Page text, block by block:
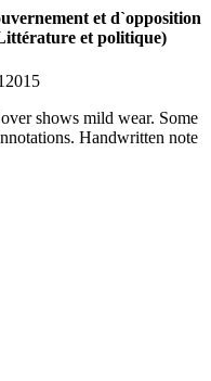
et d`opposition
et politique)
shows mild wear. Some
Handwritten note